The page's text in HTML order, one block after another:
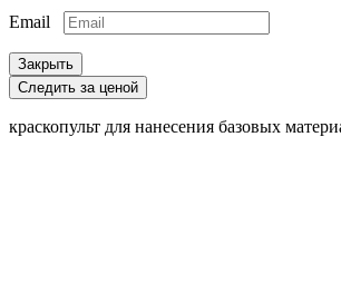
Email
Закрыть
Следить за ценой
краскопульт для нанесения базовых